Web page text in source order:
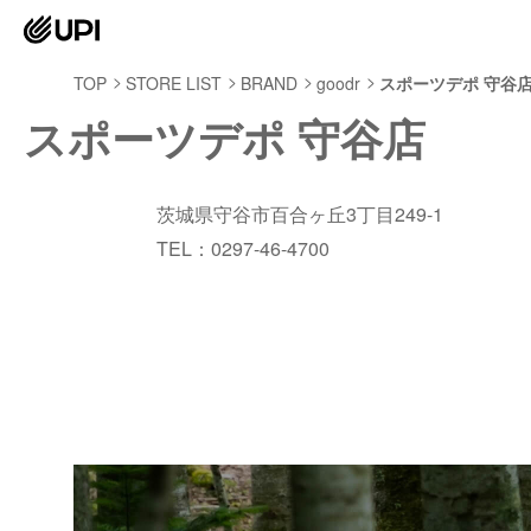
TOP STORE LIST BRAND goodr スポーツデポ 守谷
スポーツデポ 守谷店
茨城県守谷市百合ヶ丘3丁目249-1
TEL：0297-46-4700